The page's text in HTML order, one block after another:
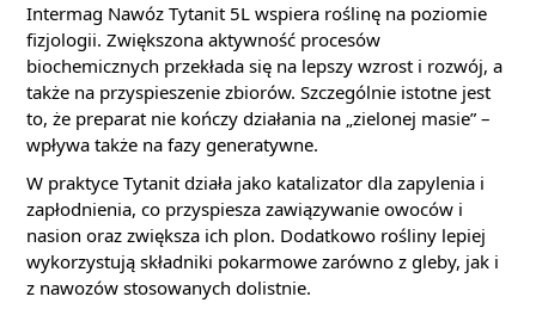
Intermag Nawóz Tytanit 5L wspiera roślinę na poziomie
fizjologii. Zwiększona aktywność procesów
biochemicznych przekłada się na lepszy wzrost i rozwój, a
także na przyspieszenie zbiorów. Szczególnie istotne jest
to, że preparat nie kończy działania na „zielonej masie” –
wpływa także na fazy generatywne.
W praktyce Tytanit działa jako katalizator dla zapylenia i
zapłodnienia, co przyspiesza zawiązywanie owoców i
nasion oraz zwiększa ich plon. Dodatkowo rośliny lepiej
wykorzystują składniki pokarmowe zarówno z gleby, jak i
z nawozów stosowanych dolistnie.